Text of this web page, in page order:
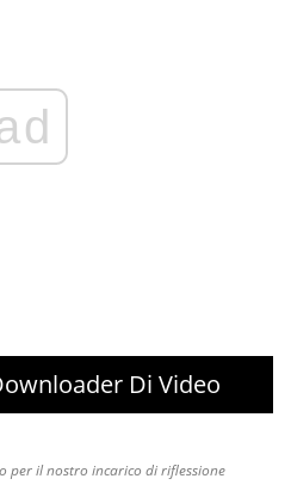
Di Video
per il nostro incarico di riflessione